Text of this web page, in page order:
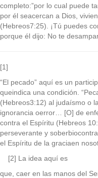
completo:”por lo cual puede
por él seacercan a Dios,
(Hebreos7:25). ¡Tú puedes
porque él dijo: No te
[1]
“El pecado” aquí es un
queindica una condición.
(Hebreos3:12) al judaísmo o
ignorancia oerror… [O] de
contra el Espíritu (Hebreos
perseverante y
el Espíritu de la graciaen
[2] La idea aquí es
que, caer en las manos del